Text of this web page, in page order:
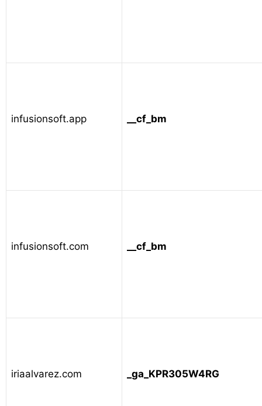
infusionsoft.app __cf_bm
infusionsoft.com __cf_bm
iriaalvarez.com _ga_KPR305W4RG